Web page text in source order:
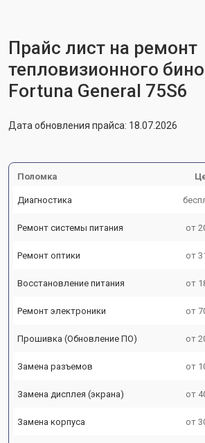
Прайс лист на ремонт
тепловизионного
Fortuna General 75S6
Дата обновления прайса: 18.07.2026
Поломка
Диагностика
Ремонт системы питания от
Ремонт оптики от
Восстановление питания от
Ремонт электроники от
Прошивка (Обновление ПО) от
Замена разъемов от
Замена дисплея (экрана) от
Замена корпуса от